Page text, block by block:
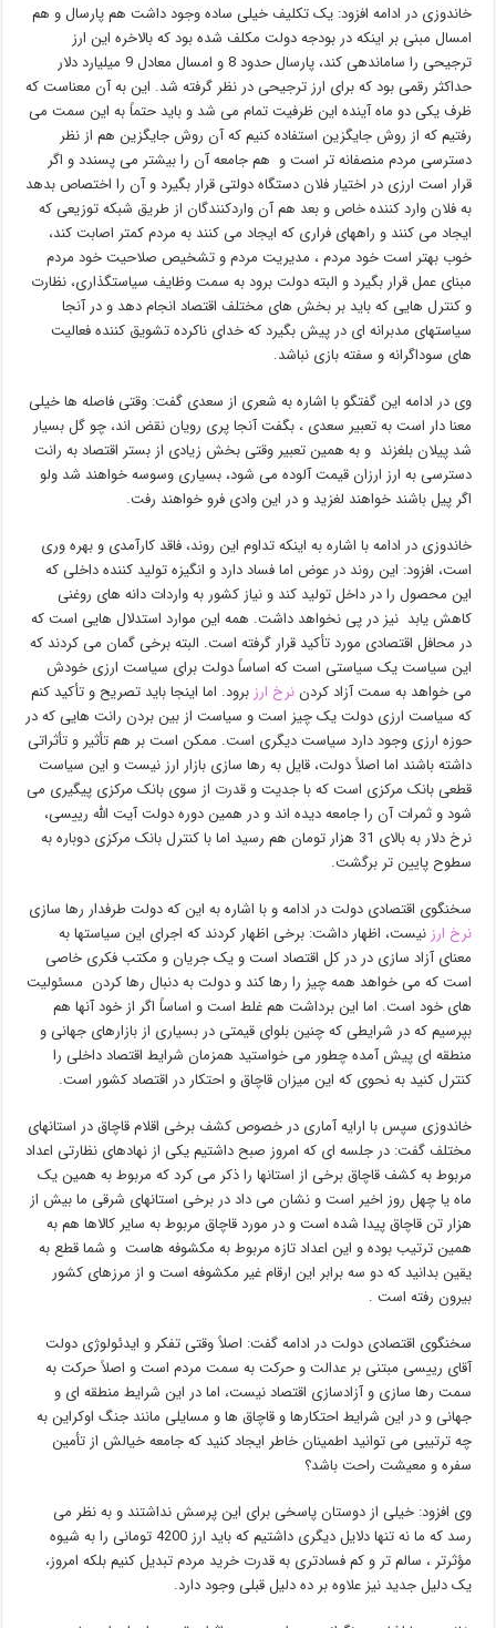
خاندوزی در ادامه افزود: یک تکلیف خیلی ساده وجود داشت هم پارسال و هم
امسال مبنی بر اینکه در بودجه دولت مکلف شده بود که بالاخره این ارز
ترجیحی را ساماندهی کند، پارسال حدود 8 و امسال معادل 9 میلیارد دلار
حداکثر رقمی بود که برای ارز ترجیحی در نظر گرفته شد. این به آن معناست که
ظرف یکی دو ماه آینده این ظرفیت تمام می شد و باید حتماً به این سمت می
رفتیم که از روش جایگزین استفاده کنیم که آن روش جایگزین هم از نظر
دسترسی مردم منصفانه تر است و هم جامعه آن را بیشتر می پسندد و اگر
قرار است ارزی در اختیار فلان دستگاه دولتی قرار بگیرد و آن را اختصاص بدهد
به فلان وارد کننده خاص و بعد هم آن واردکنندگان از طریق شبکه توزیعی که
ایجاد می کنند و راههای فراری که ایجاد می کنند به مردم کمتر اصابت کند،
خوب بهتر است خود مردم ، مدیریت مردم و تشخیص صلاحیت خود مردم
مبنای عمل قرار بگیرد و البته دولت برود به سمت وظایف سیاستگذاری، نظارت
و کنترل هایی که باید بر بخش های مختلف اقتصاد انجام دهد و در آنجا
سیاستهای مدبرانه ای در پیش بگیرد که خدای ناکرده تشویق کننده فعالیت
های سوداگرانه و سفته بازی نباشد.
وی در ادامه این گفتگو با اشاره به شعری از سعدی گفت: وقتی فاصله ها خیلی
معنا دار است به تعبیر سعدی ، بگفت آنجا پری رویان نقض اند، چو گل بسیار
شد پیلان بلغزند و به همین تعبیر وقتی بخش زیادی از بستر اقتصاد به رانت
دسترسی به ارز ارزان قیمت آلوده می شود، بسیاری وسوسه خواهند شد ولو
اگر پیل باشند خواهند لغزید و در این وادی فرو خواهند رفت.
خاندوزی در ادامه با اشاره به اینکه تداوم این روند، فاقد کارآمدی و بهره وری
است، افزود: این روند در عوض اما فساد دارد و انگیزه تولید کننده داخلی که
این محصول را در داخل تولید کند و نیاز کشور به واردات دانه های روغنی
کاهش یابد نیز در پی نخواهد داشت. همه این موارد استدلال هایی است که
در محافل اقتصادی مورد تأکید قرار گرفته است. البته برخی گمان می کردند که
این سیاست یک سیاستی است که اساساً دولت برای سیاست ارزی خودش
می خواهد به سمت آزاد کردننرخ ارز برود. اما اینجا باید تصریح و تأکید کنم
که سیاست ارزی دولت یک چیز است و سیاست از بین بردن رانت هایی که در
حوزه ارزی وجود دارد سیاست دیگری است. ممکن است بر هم تأثیر و تأثراتی
داشته باشند اما اصلاً دولت، قایل به رها سازی بازار ارز نیست و این سیاست
قطعی بانک مرکزی است که با جدیت و قدرت از سوی بانک مرکزی پیگیری می
شود و ثمرات آن را جامعه دیده اند و در همین دوره دولت آیت الله رییسی،
نرخ دلار به بالای 31 هزار تومان هم رسید اما با کنترل بانک مرکزی دوباره به
سطوح پایین تر برگشت.
سخنگوی اقتصادی دولت در ادامه و با اشاره به این که دولت طرفدار رها سازی
نرخ ارز نیست، اظهار داشت: برخی اظهار کردند که اجرای این سیاستها به
معنای آزاد سازی در در کل اقتصاد است و یک جریان و مکتب فکری خاصی
است که می خواهد همه چیز را رها کند و دولت به دنبال رها کردن مسئولیت
های خود است. اما این برداشت هم غلط است و اساساً اگر از خود آنها هم
بپرسیم که در شرایطی که چنین بلوای قیمتی در بسیاری از بازارهای جهانی و
منطقه ای پیش آمده چطور می خواستید همزمان شرایط اقتصاد داخلی را
کنترل کنید به نحوی که این میزان قاچاق و احتکار در اقتصاد کشور است.
خاندوزی سپس با ارایه آماری در خصوص کشف برخی اقلام قاچاق در استانهای
مختلف گفت: در جلسه ای که امروز صبح داشتیم یکی از نهادهای نظارتی اعداد
مربوط به کشف قاچاق برخی از استانها را ذکر می کرد که مربوط به همین یک
ماه یا چهل روز اخیر است و نشان می داد در برخی استانهای شرقی ما بیش از
هزار تن قاچاق پیدا شده است و در مورد قاچاق مربوط به سایر کالاها هم به
همین ترتیب بوده و این اعداد تازه مربوط به مکشوفه هاست و شما قطع به
یقین بدانید که دو سه برابر این ارقام غیر مکشوفه است و از مرزهای کشور
بیرون رفته است .
سخنگوی اقتصادی دولت در ادامه گفت: اصلاً وقتی تفکر و ایدئولوژی دولت
آقای رییسی مبتنی بر عدالت و حرکت به سمت مردم است و اصلاً حرکت به
سمت رها سازی و آزادسازی اقتصاد نیست، اما در این شرایط منطقه ای و
جهانی و در این شرایط احتکارها و قاچاق ها و مسایلی مانند جنگ اوکراین به
چه ترتیبی می توانید اطمینان خاطر ایجاد کنید که جامعه خیالش از تأمین
سفره و معیشت راحت باشد؟
وی افزود: خیلی از دوستان پاسخی برای این پرسش نداشتند و به نظر می
رسد که ما نه تنها دلایل دیگری داشتیم که باید ارز 4200 تومانی را به شیوه
مؤثرتر ، سالم تر و کم فسادتری به قدرت خرید مردم تبدیل کنیم بلکه امروز،
یک دلیل جدید نیز علاوه بر ده دلیل قبلی وجود دارد.